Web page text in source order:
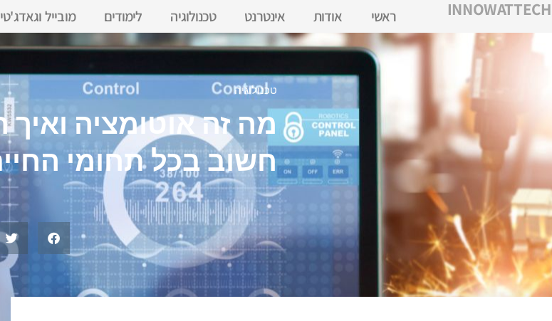
INNOWATTECH ראשי אודות אינטרנט טכנולוגיה לימודים מובייל
טכנולוגיה
מה זה אוטומציה ואיך
חשוב בכל תחומי